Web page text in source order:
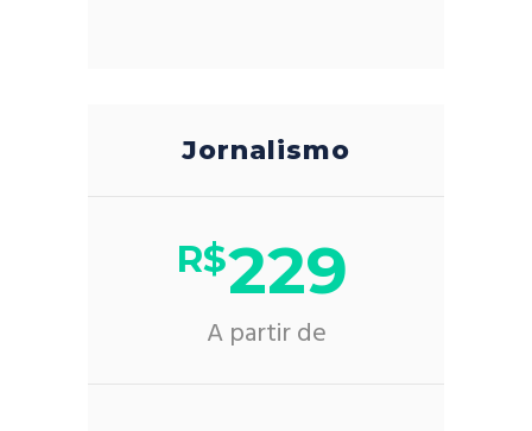
Jornalismo
R$229
A partir de